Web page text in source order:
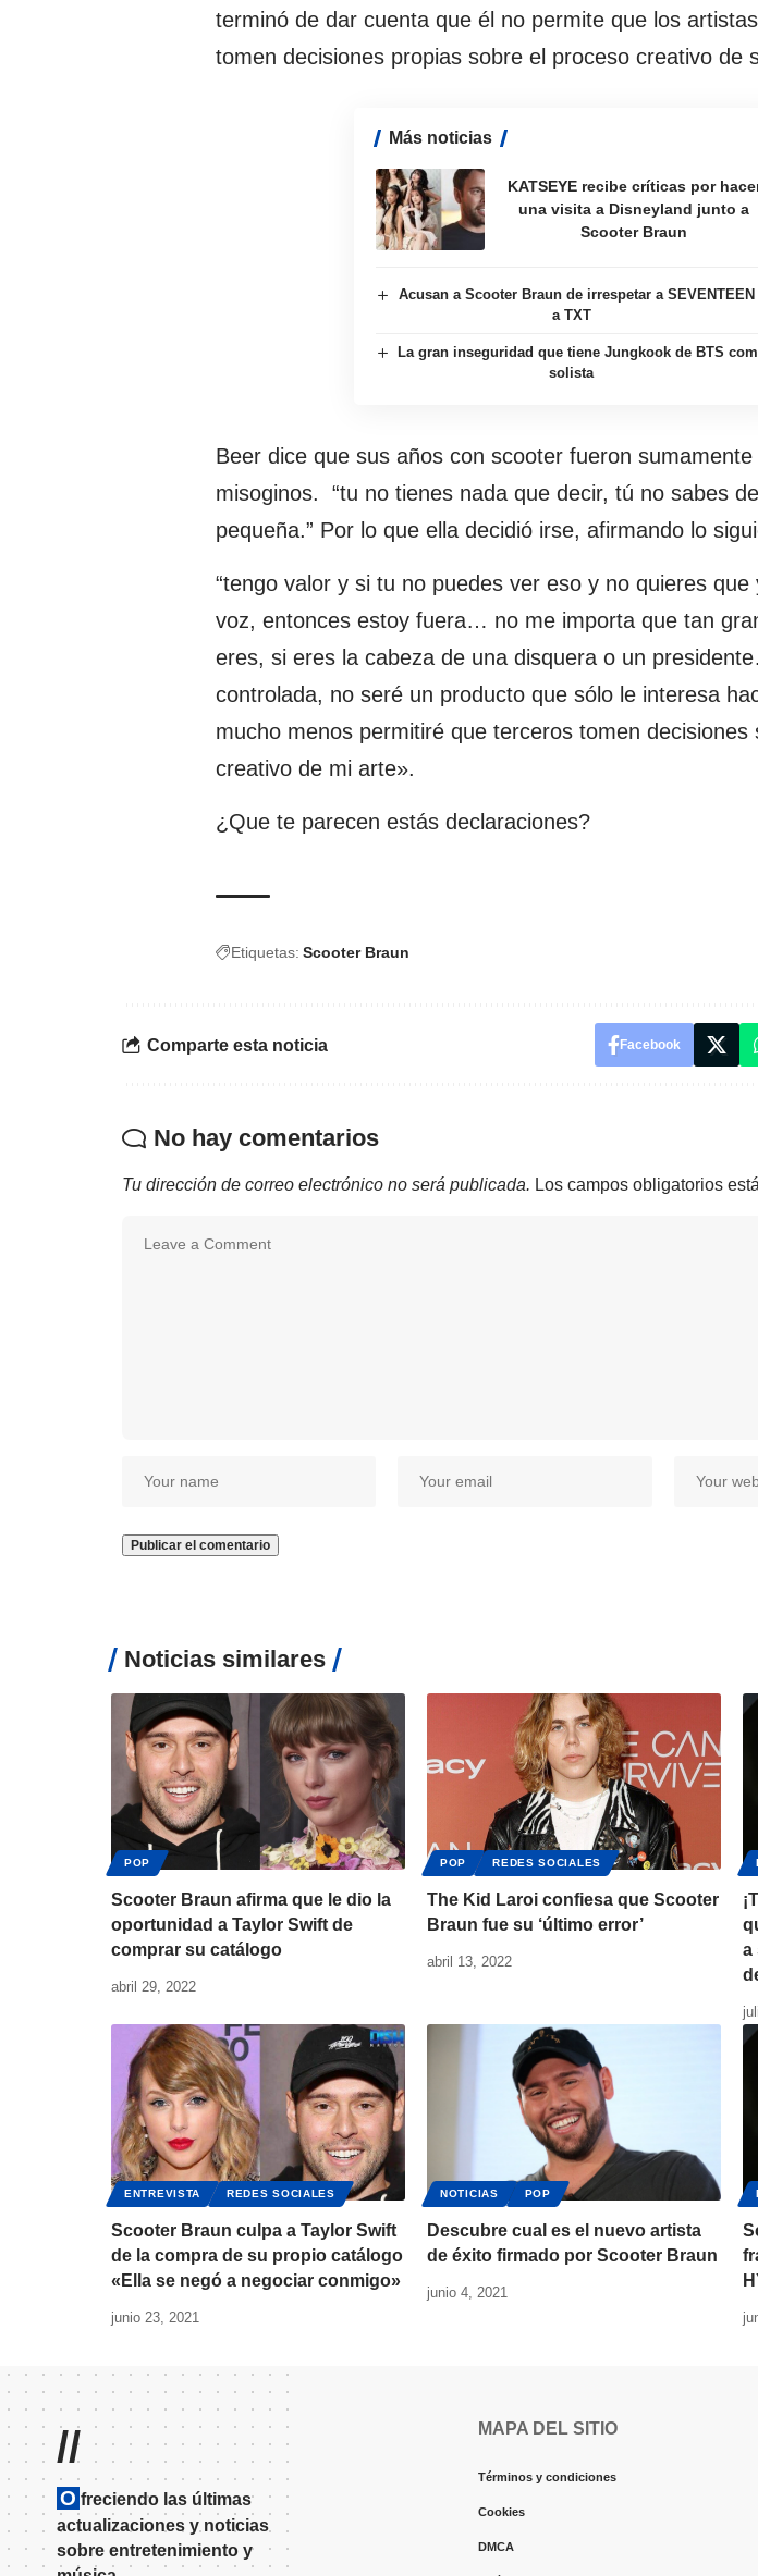
terminó de dar cuenta que él no permite que los
tomen decisiones propias sobre el proceso creativo de
Más noticias
KATSEYE recibe críticas por
una visita a Disneyland junto a
Scooter Braun
Acusan a Scooter Braun de irrespetar a SEVENTEEN
a TXT
La gran inseguridad que tiene Jungkook de BTS
solista
Beer dice que sus años con scooter fueron
misoginos. “tu no tienes nada que decir, tú no sabes
pequeña.” Por lo que ella decidió irse, afirmando lo
“tengo valor y si tu no puedes ver eso y no quieres que
voz, entonces estoy fuera… no me importa que tan
eres, si eres la cabeza de una disquera o un
controlada, no seré un producto que sólo le interesa
mucho menos permitiré que terceros tomen decisiones
creativo de mi arte».
¿Que te parecen estás declaraciones?
Etiquetas: Scooter Braun
Comparte esta noticia Facebook
No hay comentarios
Tu dirección de correo electrónico no será publicada. Los campos obligatorios
Noticias similares
POP
Scooter Braun afirma que le dio la
oportunidad a Taylor Swift de
comprar su catálogo
abril 29, 2022
POP REDES SOCIALES
The Kid Laroi confiesa que Scooter
Braun fue su ‘último error’
abril 13, 2022
a
ENTREVISTA REDES SOCIALES
Scooter Braun culpa a Taylor Swift
de la compra de su propio catálogo
«Ella se negó a negociar conmigo»
junio 23, 2021
NOTICIAS POP
Descubre cual es el nuevo artista
de éxito firmado por Scooter Braun
junio 4, 2021
//
O freciendo las últimas
actualizaciones y noticias
sobre entretenimiento y
MAPA DEL SITIO
Términos y condiciones
Cookies
DMCA